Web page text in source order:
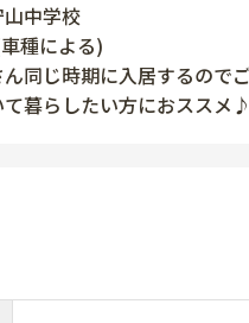
山中学校
種による)
同じ時期に入居するので
暮らしたい方におススメ♪